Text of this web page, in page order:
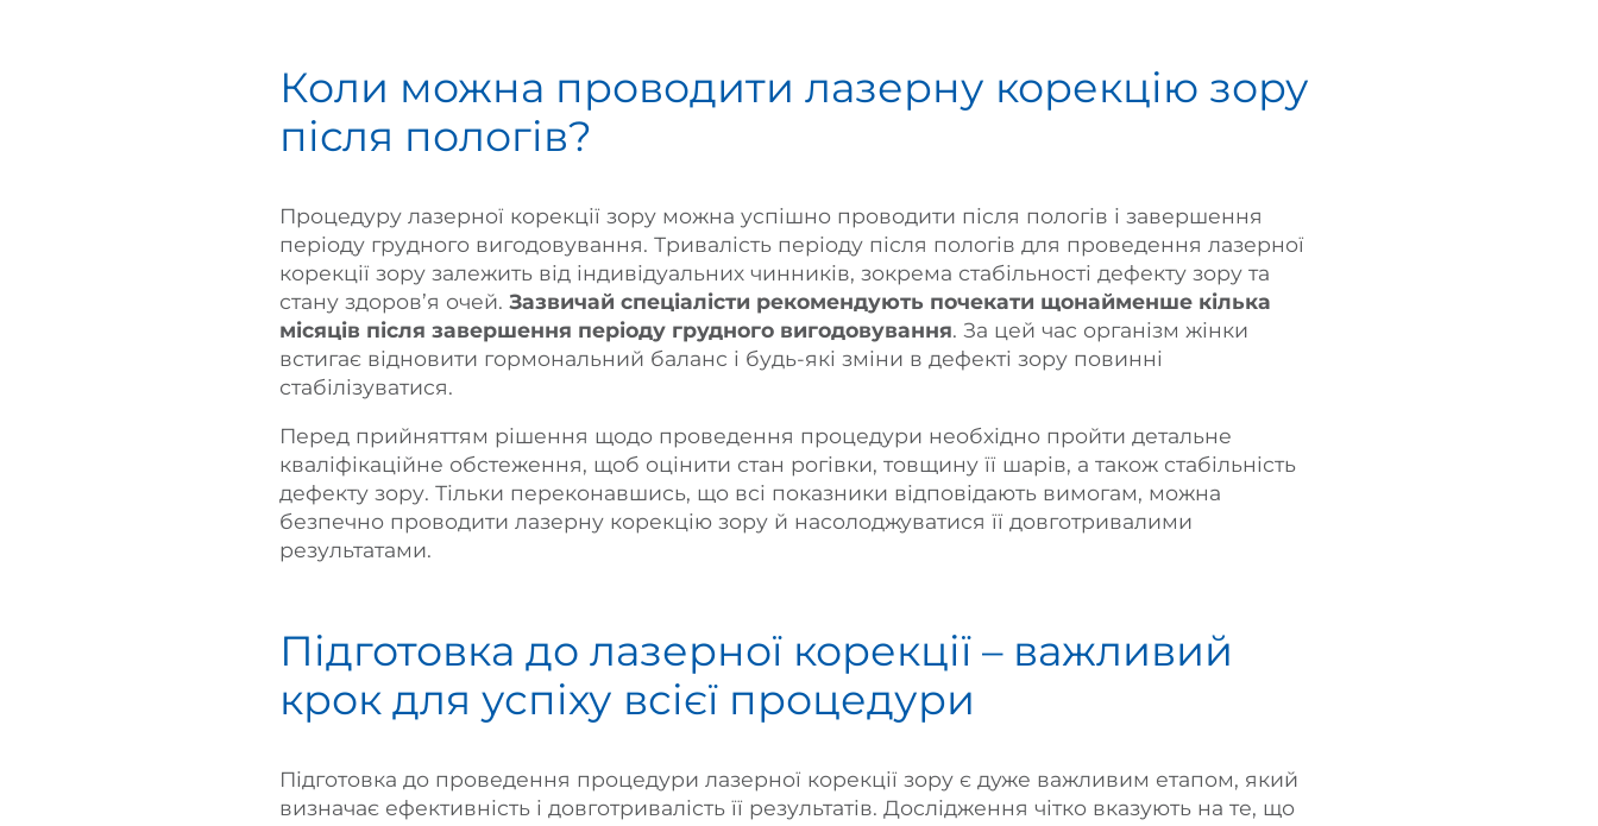
Коли можна проводити лазерну корекцію зору
після пологів?
Процедуру лазерної корекції зору можна успішно проводити після пологів і завершення
періоду грудного вигодовування. Тривалість періоду після пологів для проведення лазерної
корекції зору залежить від індивідуальних чинників, зокрема стабільності дефекту зору та
стану здоров’я очей.Зазвичай спеціалісти рекомендують почекати щонайменше кілька
місяців після завершення періоду грудного вигодовування. За цей час організм жінки
встигає відновити гормональний баланс і будь-які зміни в дефекті зору повинні
стабілізуватися.
Перед прийняттям рішення щодо проведення процедури необхідно пройти детальне
кваліфікаційне обстеження, щоб оцінити стан рогівки, товщину її шарів, а також стабільність
дефекту зору. Тільки переконавшись, що всі показники відповідають вимогам, можна
безпечно проводити лазерну корекцію зору й насолоджуватися її довготривалими
результатами.
Підготовка до лазерної корекції – важливий
крок для успіху всієї процедури
Підготовка до проведення процедури лазерної корекції зору є дуже важливим етапом, який
визначає ефективність і довготривалість її результатів. Дослідження чітко вказують на те, що